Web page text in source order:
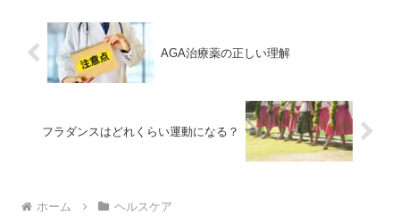
AGA治療薬の正しい理解
フラダンスはどれくらい運動になる？
ホーム ヘルスケア